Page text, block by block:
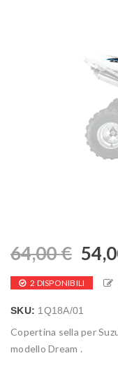
64,00€
2 DISPONIBILI
SKU: 1Q18A/01
Copertina sella per
modello Dream .